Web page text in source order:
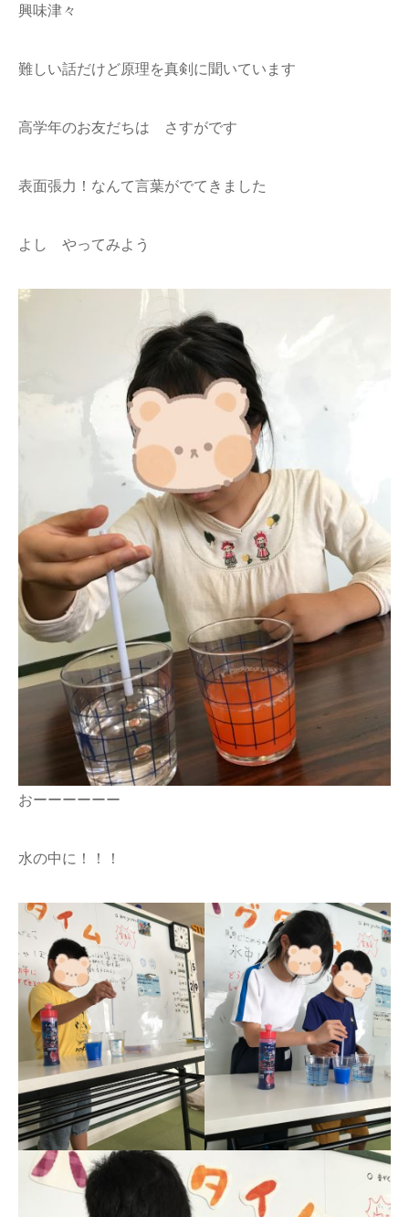
興味津々
難しい話だけど原理を真剣に聞いています
高学年のお友だちは さすがです
表面張力！なんて言葉がでてきました
よし やってみよう
おーーーーーー
水の中に！！！